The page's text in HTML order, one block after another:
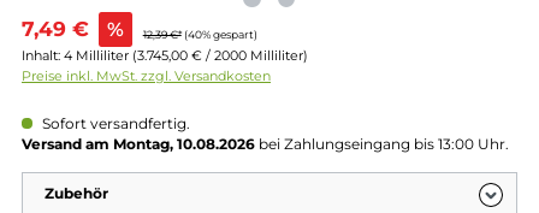
Verkaufspreis:
Inhalt:4 Milliliter(3.745,00 € / 2000 Milliliter)
Preise inkl. MwSt. zzgl. Versandkosten
Sofort versandfertig.